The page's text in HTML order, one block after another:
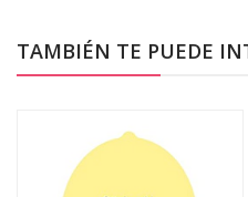
TAMBIÉN TE PUEDE